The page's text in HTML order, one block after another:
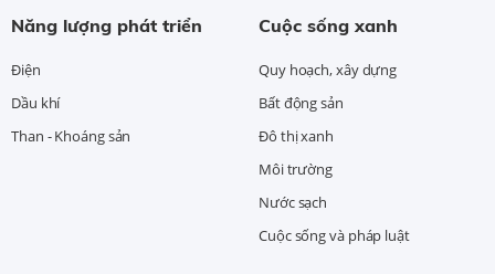
Năng lượng phát triển
Điện
Dầu khí
Than - Khoáng sản
Cuộc sống xanh
Quy hoạch, xây dựng
Bất động sản
Đô thị xanh
Môi trường
Nước sạch
Cuộc sống và pháp luật